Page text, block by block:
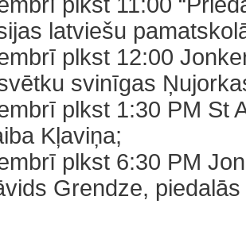
latviešu
plkst 12:00
svinīgas
plkst 1:30 PM St
Kļaviņa;
plkst 6:30 PM
Grendze,